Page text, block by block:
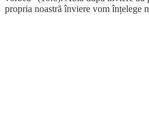
propria noastră înviere vom înțelege